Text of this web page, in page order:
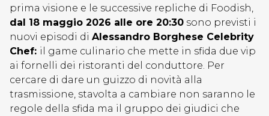
prima visione e le successive repliche di Foodish,
dal 18 maggio 2026 alle ore 20:30 sono previsti i
nuovi episodi di Alessandro Borghese Celebrity
Chef: il game culinario che mette in sfida due vip
ai fornelli dei ristoranti del conduttore. Per
cercare di dare un guizzo di novità alla
trasmissione, stavolta a cambiare non saranno le
regole della sfida ma il gruppo dei giudici che